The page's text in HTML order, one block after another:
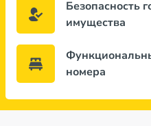
Безопасность
имущества
номера